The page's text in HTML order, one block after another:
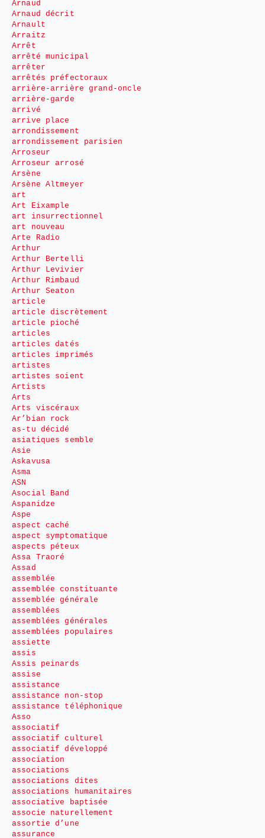
Arnaud
Arnaud décrit
Arnault
Arraitz
Arrêt
arrêté municipal
arrêter
arrêtés préfectoraux
arrière-arrière grand-oncle
arrière-garde
arrivé
arrive place
arrondissement
arrondissement parisien
Arroseur
Arroseur arrosé
Arsène
Arsène Altmeyer
art
Art Eixample
art insurrectionnel
art nouveau
Arte Radio
Arthur
Arthur Bertelli
Arthur Levivier
Arthur Rimbaud
Arthur Seaton
article
article discrètement
article pioché
articles
articles datés
articles imprimés
artistes
artistes soient
Artists
Arts
Arts viscéraux
Ar’bian rock
as-tu décidé
asiatiques semble
Asie
Askavusa
Asma
ASN
Asocial Band
Aspanidze
Aspe
aspect caché
aspect symptomatique
aspects péteux
Assa Traoré
Assad
assemblée
assemblée constituante
assemblée générale
assemblées
assemblées générales
assemblées populaires
assiette
assis
Assis peinards
assise
assistance
assistance non-stop
assistance téléphonique
Asso
associatif
associatif culturel
associatif développé
association
associations
associations dites
associations humanitaires
associative baptisée
associe naturellement
assortie d’une
assurance